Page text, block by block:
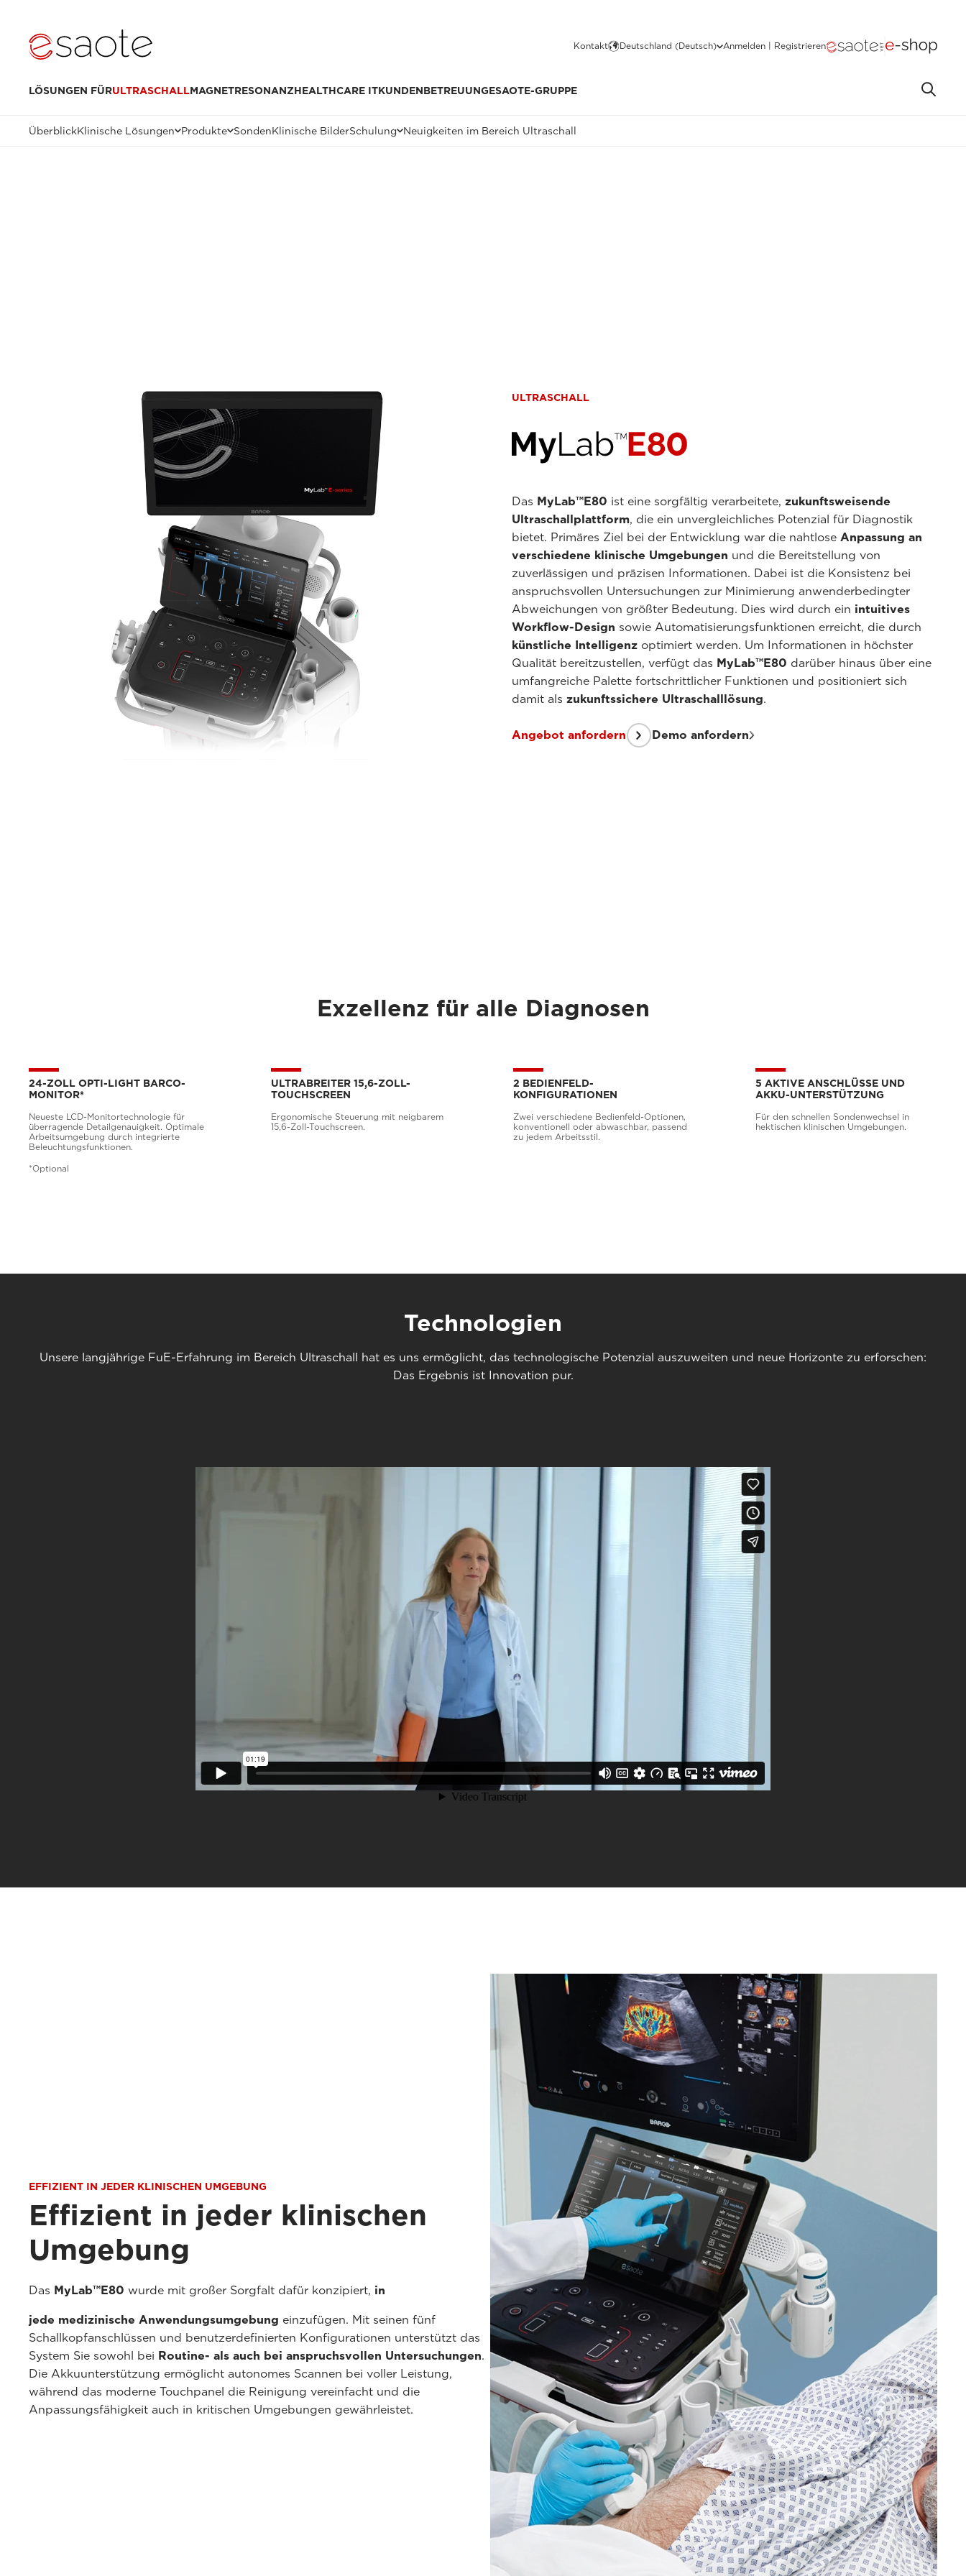
Kontakt Deutschland (Deutsch) Anmelden | Registrieren
LÖSUNGEN FÜRULTRASCHALLMAGNETRESONANZHEALTHCARE ITKUNDENBETREUUNGESAOTE-GRUPPE
ÜberblickKlinische Lösungen Produkte SondenKlinische BilderSchulung Neuigkeiten im Bereich Ultraschall
ULTRASCHALL
Das MyLab™E80 ist eine sorgfältig verarbeitete, zukunftsweisende
Ultraschallplattform, die ein unvergleichliches Potenzial für Diagnostik
bietet. Primäres Ziel bei der Entwicklung war die nahtlose Anpassung an
verschiedene klinische Umgebungen und die Bereitstellung von
zuverlässigen und präzisen Informationen. Dabei ist die Konsistenz bei
anspruchsvollen Untersuchungen zur Minimierung anwenderbedingter
Abweichungen von größter Bedeutung. Dies wird durch ein intuitives
Workflow-Design sowie Automatisierungsfunktionen erreicht, die durch
künstliche Intelligenz optimiert werden. Um Informationen in höchster
Qualität bereitzustellen, verfügt das MyLab™E80 darüber hinaus über eine
umfangreiche Palette fortschrittlicher Funktionen und positioniert sich
damit als zukunftssichere Ultraschalllösung.
Angebot anfordern Demo anfordern
Exzellenz für alle Diagnosen
24-ZOLL OPTI-LIGHT BARCO-
MONITOR*
Neueste LCD-Monitortechnologie für
überragende Detailgenauigkeit. Optimale
Arbeitsumgebung durch integrierte
Beleuchtungsfunktionen.
*Optional
ULTRABREITER 15,6-ZOLL-
TOUCHSCREEN
Ergonomische Steuerung mit neigbarem
15,6-Zoll-Touchscreen.
2 BEDIENFELD-
KONFIGURATIONEN
Zwei verschiedene Bedienfeld-Optionen,
konventionell oder abwaschbar, passend
zu jedem Arbeitsstil.
5 AKTIVE ANSCHLÜSSE UND
AKKU-UNTERSTÜTZUNG
Für den schnellen Sondenwechsel in
hektischen klinischen Umgebungen.
Technologien
Unsere langjährige FuE-Erfahrung im Bereich Ultraschall hat es uns ermöglicht, das technologische Potenzial auszuweiten und neue Horizonte zu erforschen:
Das Ergebnis ist Innovation pur.
EFFIZIENT IN JEDER KLINISCHEN UMGEBUNG
Effizient in jeder klinischen
Umgebung
Das MyLab™E80 wurde mit großer Sorgfalt dafür konzipiert, in
jede medizinische Anwendungsumgebung einzufügen. Mit seinen fünf
Schallkopfanschlüssen und benutzerdefinierten Konfigurationen unterstützt das
System Sie sowohl bei Routine- als auch bei anspruchsvollen Untersuchungen.
Die Akkuunterstützung ermöglicht autonomes Scannen bei voller Leistung,
während das moderne Touchpanel die Reinigung vereinfacht und die
Anpassungsfähigkeit auch in kritischen Umgebungen gewährleistet.